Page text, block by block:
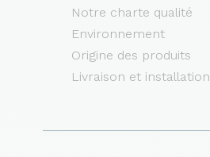
Notre charte qualité
Environnement
Origine des produits
Livraison et installation